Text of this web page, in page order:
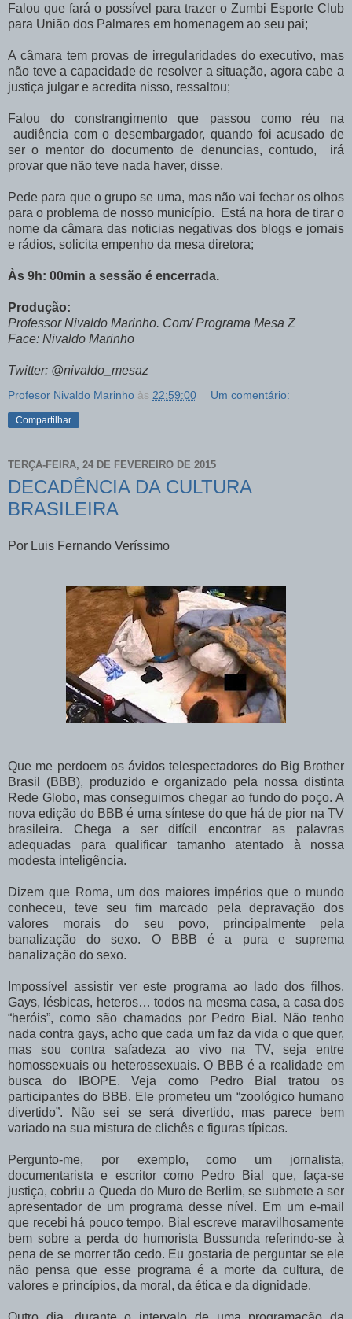
Falou que fará o possível para trazer o Zumbi Esporte Club
para União dos Palmares em homenagem ao seu pai;
A câmara tem provas de irregularidades do executivo, mas
não teve a capacidade de resolver a situação, agora cabe a
justiça julgar e acredita nisso, ressaltou;
Falou do constrangimento que passou como réu na
audiência com o desembargador, quando foi acusado de
ser o mentor do documento de denuncias, contudo, irá
provar que não teve nada haver, disse.
Pede para que o grupo se uma, mas não vai fechar os olhos
para o problema de nosso município. Está na hora de tirar o
nome da câmara das noticias negativas dos blogs e jornais
e rádios, solicita empenho da mesa diretora;
Às 9h: 00min a sessão é encerrada.
Produção:
Professor Nivaldo Marinho. Com/ Programa Mesa Z
Face: Nivaldo Marinho
Twitter: @nivaldo_mesaz
Profesor Nivaldo Marinho às 22:59:00 Um comentário:
Compartilhar
TERÇA-FEIRA, 24 DE FEVEREIRO DE 2015
DECADÊNCIA DA CULTURA
BRASILEIRA
Por Luis Fernando Veríssimo
Que me perdoem os ávidos telespectadores do Big Brother
Brasil (BBB), produzido e organizado pela nossa distinta
Rede Globo, mas conseguimos chegar ao fundo do poço. A
nova edição do BBB é uma síntese do que há de pior na TV
brasileira. Chega a ser difícil encontrar as palavras
adequadas para qualificar tamanho atentado à nossa
modesta inteligência.
Dizem que Roma, um dos maiores impérios que o mundo
conheceu, teve seu fim marcado pela depravação dos
valores morais do seu povo, principalmente pela
banalização do sexo. O BBB é a pura e suprema
banalização do sexo.
Impossível assistir ver este programa ao lado dos filhos.
Gays, lésbicas, heteros… todos na mesma casa, a casa dos
“heróis”, como são chamados por Pedro Bial. Não tenho
nada contra gays, acho que cada um faz da vida o que quer,
mas sou contra safadeza ao vivo na TV, seja entre
homossexuais ou heterossexuais. O BBB é a realidade em
busca do IBOPE. Veja como Pedro Bial tratou os
participantes do BBB. Ele prometeu um “zoológico humano
divertido”. Não sei se será divertido, mas parece bem
variado na sua mistura de clichês e figuras típicas.
Pergunto-me, por exemplo, como um jornalista,
documentarista e escritor como Pedro Bial que, faça-se
justiça, cobriu a Queda do Muro de Berlim, se submete a ser
apresentador de um programa desse nível. Em um e-mail
que recebi há pouco tempo, Bial escreve maravilhosamente
bem sobre a perda do humorista Bussunda referindo-se à
pena de se morrer tão cedo. Eu gostaria de perguntar se ele
não pensa que esse programa é a morte da cultura, de
valores e princípios, da moral, da ética e da dignidade.